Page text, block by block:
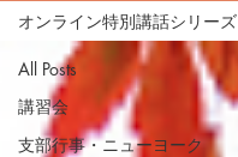
All Posts
講習会
支部行事・ニューヨーク
オンライン特別講話シリーズ